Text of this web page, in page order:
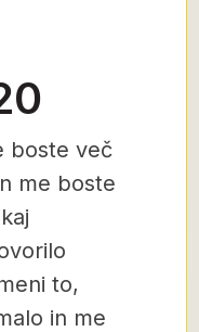
boste več
me boste
to,
in me